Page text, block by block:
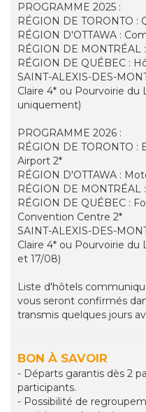
PROGRAMME 2025 :
RÉGION DE TORONTO
RÉGION D'OTTAWA :
RÉGION DE MONTRÉAL
RÉGION DE QUÉBEC :
SAINT-ALEXIS-DES-
Claire 4* ou Pourvoirie du
uniquement)
PROGRAMME 2026 :
RÉGION DE TORONTO
Airport 2*
RÉGION D'OTTAWA :
RÉGION DE MONTRÉAL
RÉGION DE QUÉBEC :
Convention Centre 2*
SAINT-ALEXIS-DES-
Claire 4* ou Pourvoirie du
et 17/08)
Liste d'hôtels
vous seront confirmés
transmis quelques jours
BON À SAVOIR
- Départs garantis dès 2
participants.
- Possibilité de